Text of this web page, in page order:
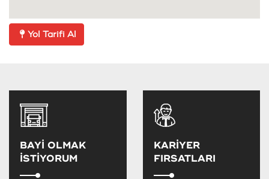
Yol Tarifi Al
BAYİ OLMAK
İSTİYORUM
KARİYER
FIRSATLARI